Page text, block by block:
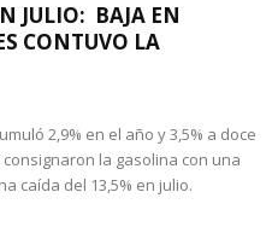
JULIO: BAJA EN
CONTUVO LA
2,9% en el año y 3,5% a doce
la gasolina con una
caída del 13,5% en julio.